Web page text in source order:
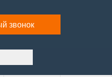
звонок